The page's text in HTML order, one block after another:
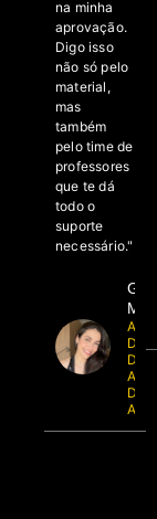
na minha
aprovação.
Digo isso
não só pelo
material,
mas
também
pelo time de
professores
que te dá
todo o
suporte
necessário."
Aluna
AL e